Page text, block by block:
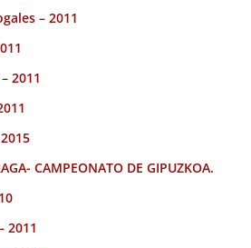
– 2011
2011
CAMPEONATO DE GIPUZKOA.
2011